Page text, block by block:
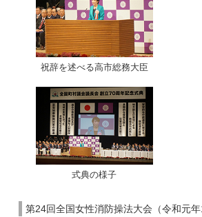
祝辞を述べる高市総務大臣
式典の様子
第24回全国女性消防操法大会（令和元年